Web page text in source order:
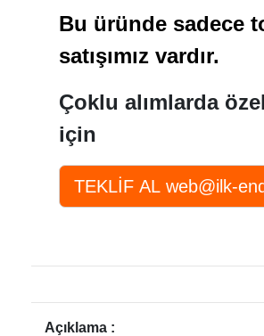
Bu üründe sadece
satışımız vardır.
Çoklu alımlarda
için
Açıklama :